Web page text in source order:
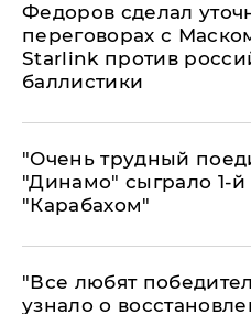
Федоров сделал
переговорах с
Starlink против
баллистики
"Очень трудный
"Динамо" сыграло 1-й
"Карабахом"
​"Все любят
узнало о